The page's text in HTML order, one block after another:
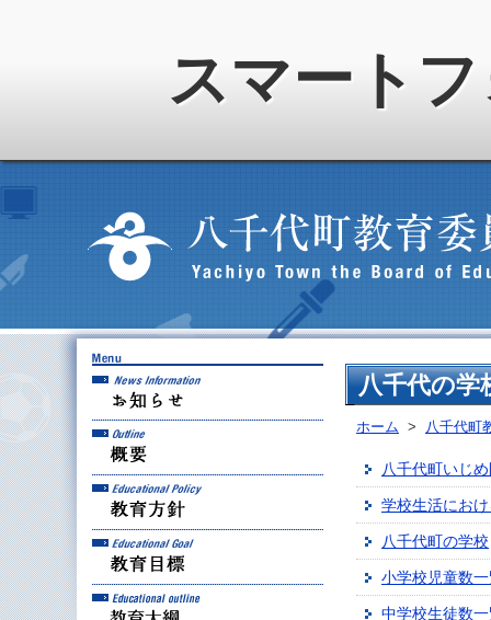
スマート
お知らせ
教育方針
教育目標
教育大綱
八千代の学
ホーム > 八千代町
八千代町いじ
学校生活にお
八千代町の学校
小学校児童数
中学校生徒数